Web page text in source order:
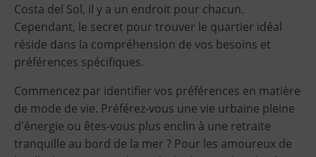
Costa del Sol, il y a un endroit pour chacun.
Cependant, le secret pour trouver le quartier idéal
réside dans la compréhension de vos besoins et
préférences spécifiques.
Commencez par identifier vos préférences en matière
de mode de vie. Préférez-vous une vie urbaine pleine
d'énergie ou êtes-vous plus enclin à une retraite
tranquille au bord de la mer ? Pour les amoureux de